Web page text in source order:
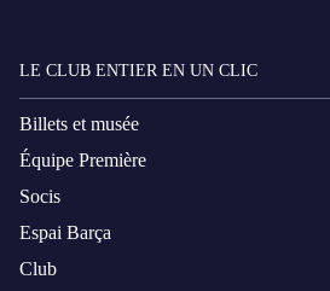
LE CLUB ENTIER EN UN CLIC
Billets et musée
Équipe Première
Socis
Espai Barça
Club